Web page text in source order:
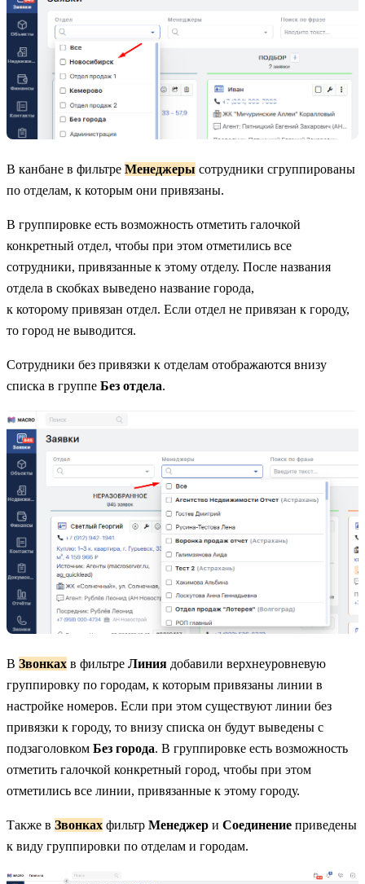
В канбане в фильтре Менеджеры сотрудники сгруппированы
по отделам, к которым они привязаны.
В группировке есть возможность отметить галочкой
конкретный отдел, чтобы при этом отметились все
сотрудники, привязанные к этому отделу. После названия
отдела в скобках выведено название города,
к которому привязан отдел. Если отдел не привязан к городу,
то город не выводится.
Сотрудники без привязки к отделам отображаются внизу
списка в группе Без отдела.
В Звонках в фильтре Линия добавили верхнеуровневую
группировку по городам, к которым привязаны линии в
настройке номеров. Если при этом существуют линии без
привязки к городу, то внизу списка он будут выведены с
подзаголовком Без города. В группировке есть возможность
отметить галочкой конкретный город, чтобы при этом
отметились все линии, привязанные к этому городу.
Также в Звонках фильтр Менеджер и Соединение приведены
к виду группировки по отделам и городам.